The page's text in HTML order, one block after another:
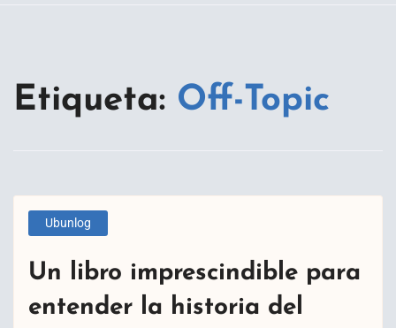
Etiqueta: Off-Topic
Ubunlog
Un libro imprescindible para
entender la historia del